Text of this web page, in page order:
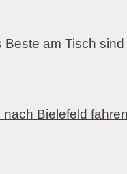
am Tisch